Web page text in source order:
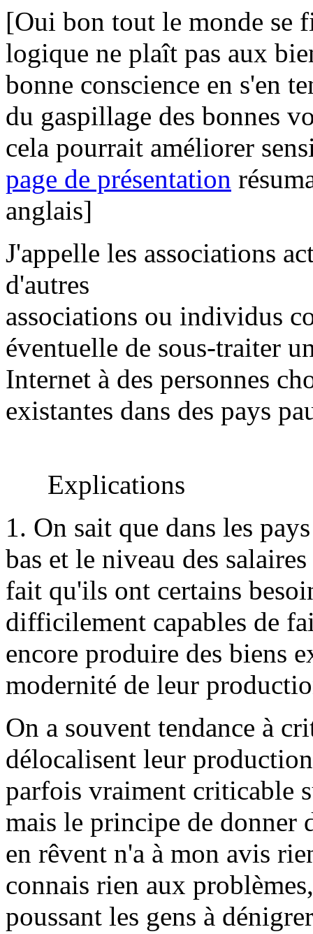
[Oui bon tout le monde se
logique ne plaît pas aux
bonne conscience en s'en
du gaspillage des bonnes
cela pourrait améliorer
page de présentation
anglais]
J'appelle les associations
d'autres
associations ou individus
éventuelle de sous-traiter
Internet à des personnes
existantes dans des pays
Explications
1. On sait que dans les
bas et le niveau des
fait qu'ils ont certains
difficilement capables de
encore produire des biens
modernité de leur
On a souvent tendance à
délocalisent leur
parfois vraiment criticable
mais le principe de donner
en rêvent n'a à mon avis
connais rien aux
poussant les gens à